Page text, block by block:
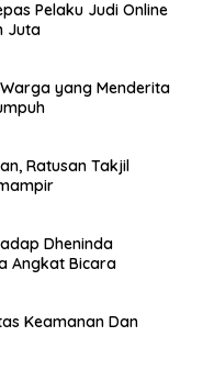
Pelaku Judi Online
Juta
yang Menderita
Ratusan Takjil
Dheninda
Angkat Bicara
Keamanan Dan